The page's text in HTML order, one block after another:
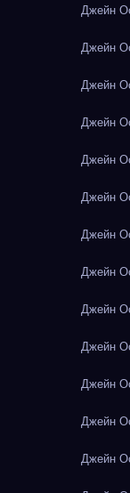
Джейн
Джейн
Джейн
Джейн
Джейн
Джейн
Джейн
Джейн
Джейн
Джейн
Джейн
Джейн
Джейн